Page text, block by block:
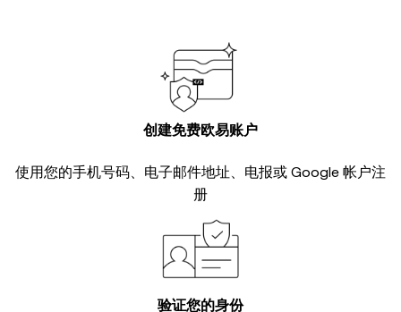
创建免费欧易账户
使用您的手机号码、电子邮件地址、电报或 Google 帐户注
册
验证您的身份